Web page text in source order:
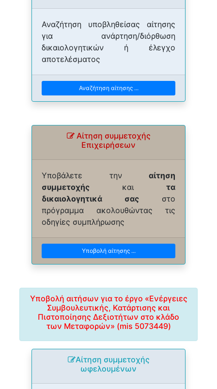
Αναζήτηση υποβληθείσας αίτησης
για ανάρτηση/διόρθωση
δικαιολογητικών ή έλεγχο
αποτελέσματος
Αναζήτηση αίτησης ...
Αίτηση συμμετοχής
Επιχειρήσεων
Υποβάλετε την αίτηση
συμμετοχής και τα
δικαιολογητικά σας στο
πρόγραμμα ακολουθώντας τις
οδηγίες συμπλήρωσης
Υποβολή αίτησης ...
Υποβολή αιτήσων για το έργο «Ενέργειες
Συμβουλευτικής, Κατάρτισης και
Πιστοποίησης Δεξιοτήτων στο κλάδο
των Μεταφορών» (mis 5073449)
Αίτηση συμμετοχής
ωφελουμένων